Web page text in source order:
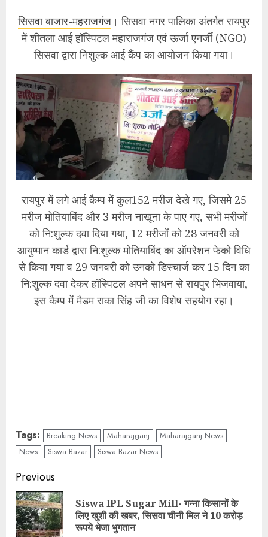
सिसवा बाजार-महराजगंज । सिसवा नगर पालिका अंतर्गत रायपुर
में शीतला आई हॉस्पिटल महाराजगंज एवं ऊर्जा एनर्जी (NGO)
सिसवा द्वारा निशुल्क आई कैंप का आयोजन किया गया।
रायपुर में लगे आई कैम्प में कुल152 मरीज देखे गए, जिसमे 25
मरीज मोतियाबिंद और 3 मरीज नाखूना के पाए गए, सभी मरीजों
को नि:शुल्क दवा दिया गया, 12 मरीजों को 28 जनवरी को
आयुष्मान कार्ड द्वारा नि:शुल्क मोतियाबिंद का ऑपरेशन फेको विधि
से किया गया व 29 जनवरी को उनको डिस्चार्ज कर 15 दिन का
नि:शुल्क दवा देकर हॉस्पिटल अपने साधन से रायपुर भिजवाया,
इस कैम्प में मैडम राका सिंह जी का विशेष सहयोग रहा।
Tags: Breaking News Maharajganj
Maharajganj News
News
Siswa Bazar Siswa Bazar News
Continue
Reading
Previous
Siswa IPL Sugar Mill- गन्ना किसानों के
लिए खुशी की खबर, सिसवा चीनी मिल ने 10 करोड़
रूपये भेजा भुगतान